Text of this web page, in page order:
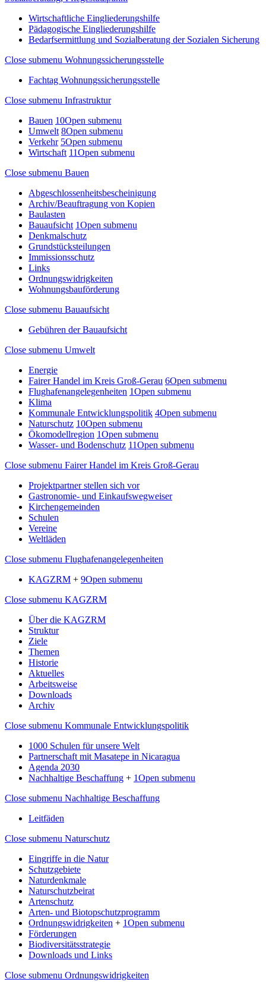
Wirtschaftliche Eingliederungshilfe
Pädagogische Eingliederungshilfe
Bedarfsermittlung und Sozialberatung der Sozialen Sicherung
Close submenu Wohnungssicherungsstelle
Fachtag Wohnungssicherungsstelle
Close submenu Infrastruktur
Bauen 10Open submenu
Umwelt 8Open submenu
Verkehr 5Open submenu
Wirtschaft 11Open submenu
Close submenu Bauen
Abgeschlossenheitsbescheinigung
Archiv/Beauftragung von Kopien
Baulasten
Bauaufsicht 1Open submenu
Denkmalschutz
Grundstücksteilungen
Immissionsschutz
Links
Ordnungswidrigkeiten
Wohnungsbauförderung
Close submenu Bauaufsicht
Gebühren der Bauaufsicht
Close submenu Umwelt
Energie
Fairer Handel im Kreis Groß-Gerau 6Open submenu
Flughafenangelegenheiten 1Open submenu
Klima
Kommunale Entwicklungspolitik 4Open submenu
Naturschutz 10Open submenu
Ökomodellregion 1Open submenu
Wasser- und Bodenschutz 11Open submenu
Close submenu Fairer Handel im Kreis Groß-Gerau
Projektpartner stellen sich vor
Gastronomie- und Einkaufswegweiser
Kirchengemeinden
Schulen
Vereine
Weltläden
Close submenu Flughafenangelegenheiten
KAGZRM + 9Open submenu
Close submenu KAGZRM
Über die KAGZRM
Struktur
Ziele
Themen
Historie
Aktuelles
Arbeitsweise
Downloads
Archiv
Close submenu Kommunale Entwicklungspolitik
1000 Schulen für unsere Welt
Partnerschaft mit Masatepe in Nicaragua
Agenda 2030
Nachhaltige Beschaffung + 1Open submenu
Close submenu Nachhaltige Beschaffung
Leitfäden
Close submenu Naturschutz
Eingriffe in die Natur
Schutzgebiete
Naturdenkmale
Naturschutzbeirat
Artenschutz
Arten- und Biotopschutzprogramm
Ordnungswidrigkeiten + 1Open submenu
Förderungen
Biodiversitätsstrategie
Downloads und Links
Close submenu Ordnungswidrigkeiten